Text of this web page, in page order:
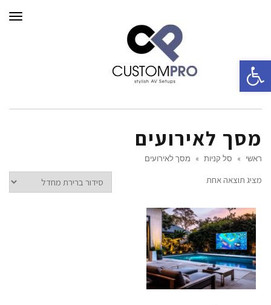
מסך לאירועים
ראשי » סל קניות » מסך לאירועים
מציג תוצאה אחת
פתח סרגל נגישות